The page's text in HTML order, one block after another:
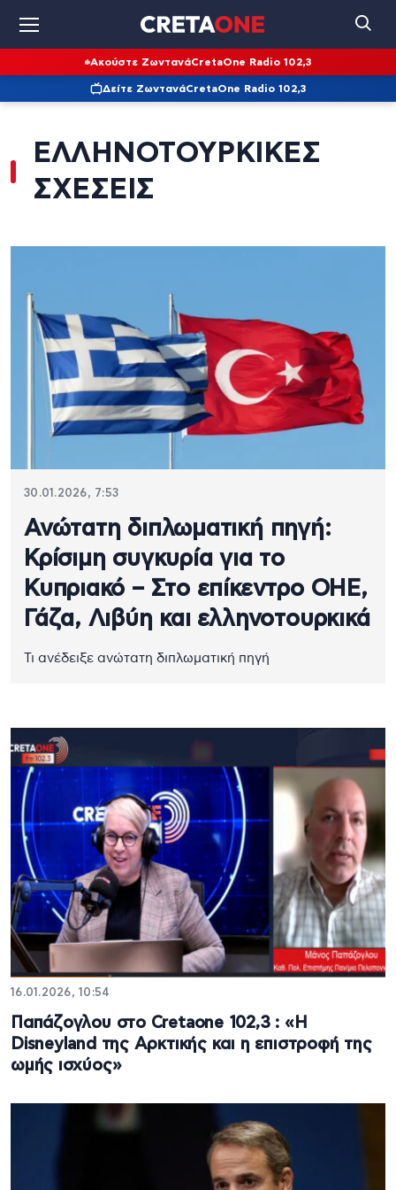
Ακούστε ΖωντανάCretaOne Radio 102,3
Δείτε ΖωντανάCretaOne Radio 102,3
ΕΛΛΗΝΟΤΟΥΡΚΙΚΕΣ
ΣΧΕΣΕΙΣ
30.01.2026, 7:53
Ανώτατη διπλωματική πηγή:
Κρίσιμη συγκυρία για το
Κυπριακό – Στο επίκεντρο ΟΗΕ,
Γάζα, Λιβύη και ελληνοτουρκικά
Τι ανέδειξε ανώτατη διπλωματική πηγή
16.01.2026, 10:54
Παπάζογλου στο Cretaone 102,3 : «Η
Disneyland της Αρκτικής και η επιστροφή της
ωμής ισχύος»